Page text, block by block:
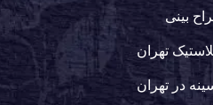
بینی
تهران
در تهران